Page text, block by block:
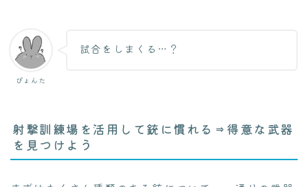
ぴょんた
試合をしまくる…？
射撃訓練場を活用して銃に慣れる⇒得意な武器
を見つけよう